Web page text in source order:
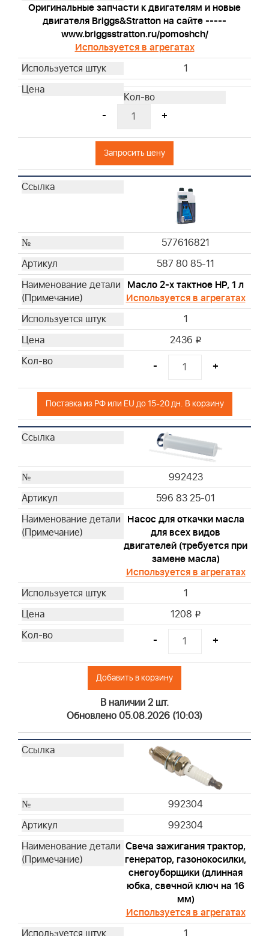
792038
593260
595191
496894S
697029
270093
270251
270447
270528S
270579S
270843S
270848
272922
393406
393725
393957S
394018S
394019S
396424S
397795S
399806S
399877S
399968
491384
491950
494511S
691643
691667
692446
710266
711459
793569
794071
796970
797032
797033
805113
841359
820263WM
392286
Оригинальные запчасти к двигателям и новые
двигателя Briggs&Stratton на сайте -----
www.briggsstratton.ru/pomoshch/
Используется в агрегатах
1
- +
Запросить цену
577616821
587 80 85-11
Масло 2-х тактное HP, 1 л
Используется в агрегатах
1
2436 i
- +
Поставка из РФ или EU до 15-20 дн. В корзину
992423
596 83 25-01
Насос для откачки масла
для всех видов
двигателей (требуется при
замене масла)
Используется в агрегатах
1
1208 i
- +
Добавить в корзину
В наличии 2 шт.
Обновлено 05.08.2026 (10:03)
992304
992304
Свеча зажигания трактор,
генератор, газонокосилки,
снегоуборщики (длинная
юбка, свечной ключ на 16
мм)
Используется в агрегатах